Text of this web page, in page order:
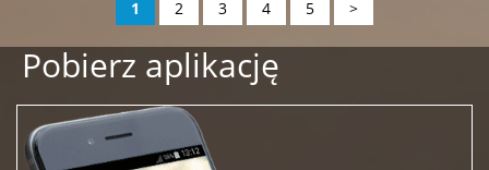
1 2 3 4 5 >
Pobierz aplikację